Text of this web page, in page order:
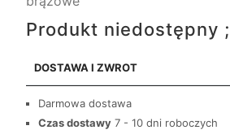
Produkt niedostępny
DOSTAWA I ZWROT
Darmowa dostawa
Czas dostawy 7 - 10 dni roboczych